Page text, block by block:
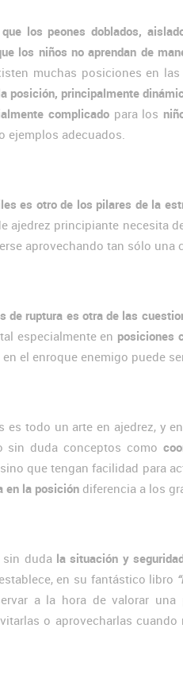
los peones doblados,
los niños no aprendan de
muchas posiciones en
posición, principalmente
complicado para los
ejemplos adecuados.
es otro de los pilares de la
ajedrez principiante necesita
aprovechando tan sólo una
ruptura es otra de las
especialmente en posiciones
el enroque enemigo puede
es todo un arte en ajedrez, y
sin duda conceptos como
que tengan facilidad para
en la posición diferencia a los
duda la situación y
en su fantástico libro
a la hora de valorar
o aprovecharlas